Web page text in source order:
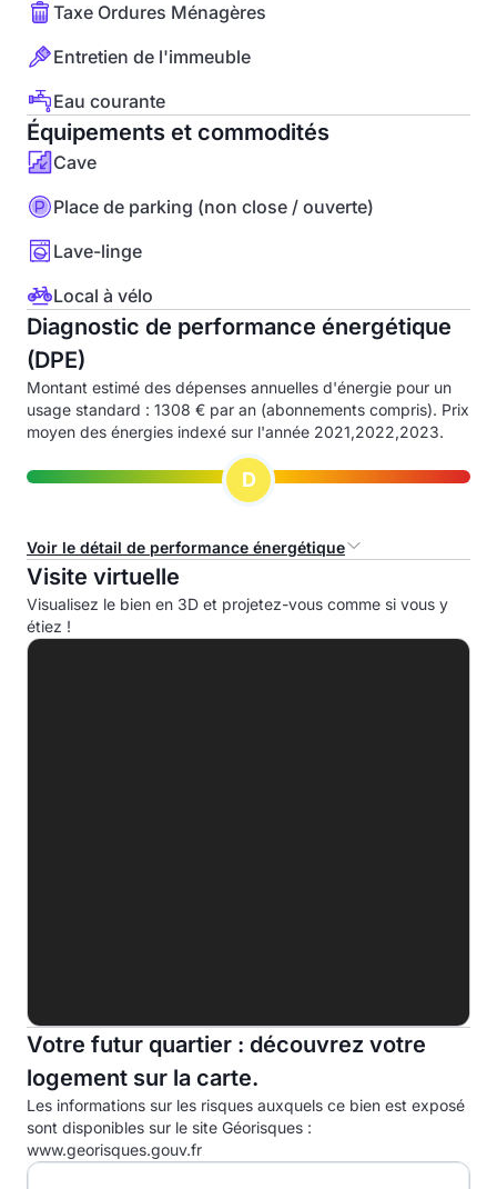
Taxe Ordures Ménagères
Entretien de l'immeuble
Eau courante
Équipements et commodités
Cave
Place de parking (non close / ouverte)
Lave-linge
Local à vélo
Diagnostic de performance énergétique
(DPE)
Montant estimé des dépenses annuelles d'énergie pour un
usage standard : 1308 € par an (abonnements compris). Prix
moyen des énergies indexé sur l'année 2021,2022,2023.
D
Voir le détail de performance énergétique
Consommation d'énergie primaire (CEP)
A
C
D
E
F
Visite virtuelle
Visualisez le bien en 3D et projetez-vous comme si vous y
étiez !
Votre futur quartier : découvrez votre
logement sur la carte.
Les informations sur les risques auxquels ce bien est exposé
sont disponibles sur le site Géorisques :
www.georisques.gouv.fr